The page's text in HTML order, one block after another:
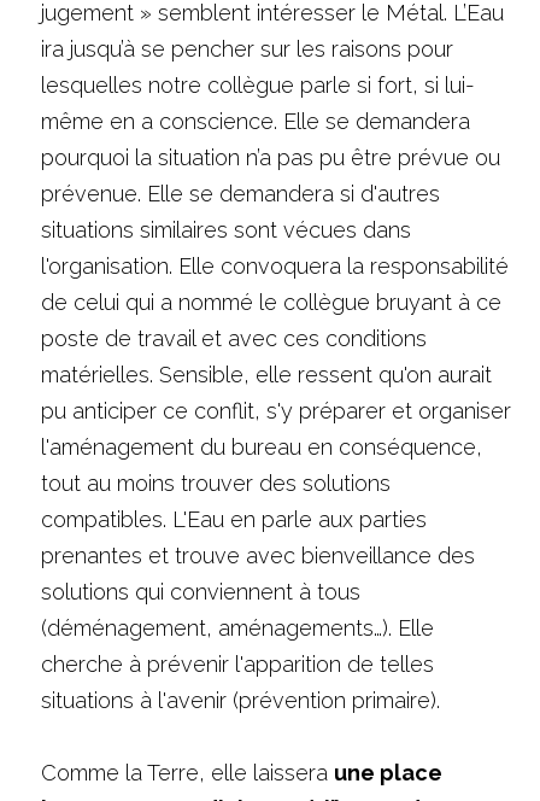
jugement » semblent intéresser le Métal. L’Eau
ira jusqu’à se pencher sur les raisons pour
lesquelles notre collègue parle si fort, si lui-
même en a conscience. Elle se demandera
pourquoi la situation n’a pas pu être prévue ou
prévenue. Elle se demandera si d'autres
situations similaires sont vécues dans
l'organisation. Elle convoquera la responsabilité
de celui qui a nommé le collègue bruyant à ce
poste de travail et avec ces conditions
matérielles. Sensible, elle ressent qu'on aurait
pu anticiper ce conflit, s'y préparer et organiser
l'aménagement du bureau en conséquence,
tout au moins trouver des solutions
compatibles. L'Eau en parle aux parties
prenantes et trouve avec bienveillance des
solutions qui conviennent à tous
(déménagement, aménagements…). Elle
cherche à prévenir l'apparition de telles
situations à l'avenir (prévention primaire).
Comme la Terre, elle laissera une place